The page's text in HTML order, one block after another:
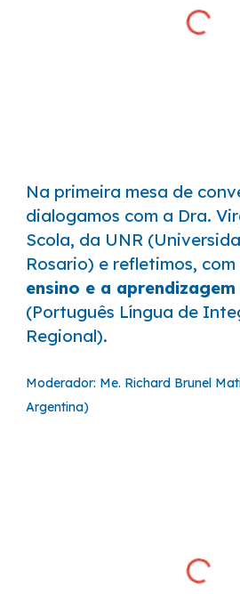
Na primeira mesa de
dialogamos com a Dra.
Scola, da UNR
Rosario) e refletimos,
ensino e a
(Português Língua de
Regional).
Moderador: Me. Richard Brunel
Argentina)